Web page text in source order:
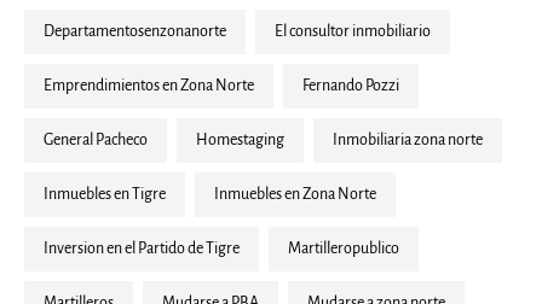
departamentosenzonanorte El consultor inmobiliario
Emprendimientos en Zona Norte Fernando Pozzi
General Pacheco Homestaging inmobiliaria zona norte
inmuebles en Tigre inmuebles en Zona Norte
Inversion en el Partido de Tigre martilleropublico